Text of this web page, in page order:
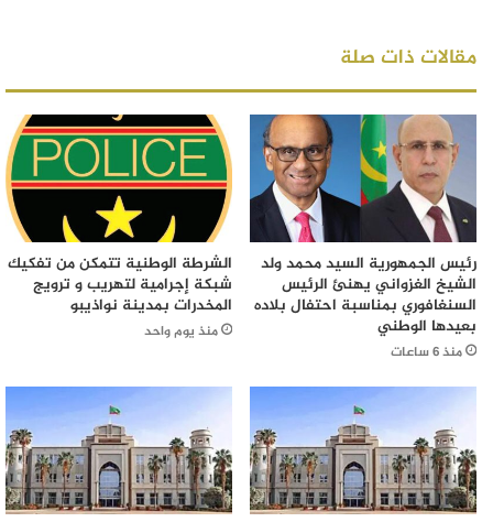
مقالات ذات صلة
رئيس الجمهورية السيد محمد ولد
الشيخ الغزواني يهنئ الرئيس
السنغافوري بمناسبة احتفال بلاده
بعيدها الوطني
منذ 6 ساعات
الشرطة الوطنية تتمكن من تفكيك
شبكة إجرامية لتهريب و ترويج
المخدرات بمدينة نواذيبو
منذ يوم واحد